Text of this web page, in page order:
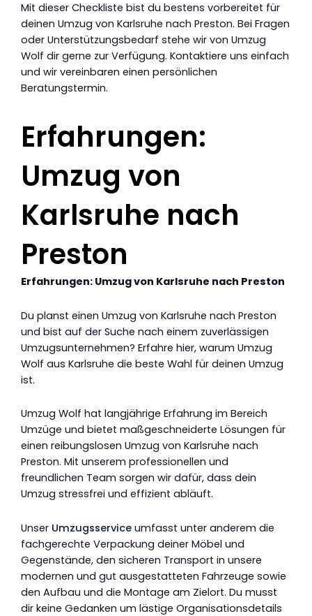
Mit dieser Checkliste bist du bestens vorbereitet für
deinen Umzug von Karlsruhe nach Preston. Bei Fragen
oder Unterstützungsbedarf stehe wir von Umzug
Wolf dir gerne zur Verfügung. Kontaktiere uns einfach
und wir vereinbaren einen persönlichen
Beratungstermin.
Erfahrungen:
Umzug von
Karlsruhe nach
Preston
Erfahrungen: Umzug von Karlsruhe nach Preston
Du planst einen Umzug von Karlsruhe nach Preston
und bist auf der Suche nach einem zuverlässigen
Umzugsunternehmen? Erfahre hier, warum Umzug
Wolf aus Karlsruhe die beste Wahl für deinen Umzug
ist.
Umzug Wolf hat langjährige Erfahrung im Bereich
Umzüge und bietet maßgeschneiderte Lösungen für
einen reibungslosen Umzug von Karlsruhe nach
Preston. Mit unserem professionellen und
freundlichen Team sorgen wir dafür, dass dein
Umzug stressfrei und effizient abläuft.
Unser Umzugsservice umfasst unter anderem die
fachgerechte Verpackung deiner Möbel und
Gegenstände, den sicheren Transport in unsere
modernen und gut ausgestatteten Fahrzeuge sowie
den Aufbau und die Montage am Zielort. Du musst
dir keine Gedanken um lästige Organisationsdetails